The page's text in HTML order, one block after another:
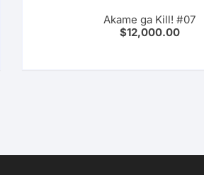
Akame ga Kill! #07
$12,000.00